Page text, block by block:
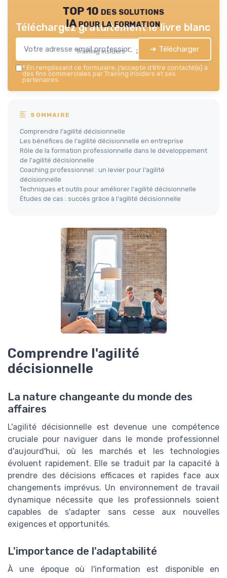
TOP 10 des solutions
IA pour la formation
Training Insiders — 2026
Téléchargez gratuitement le livre blanc
➔ Télécharger
* En remplissant ce formulaire, j’accepte d’être contacté(e) à
des fins commerciales par Training Insiders et ses
partenaires.
SOMMAIRE
Comprendre l'agilité décisionnelle
Les bénéfices de l'agilité décisionnelle en entreprise
Rôle de la formation professionnelle dans le développement
de l'agilité décisionnelle
Coaching professionnel : un levier pour l'agilité
décisionnelle
Techniques et outils pour améliorer l'agilité décisionnelle
Études de cas : succès grâce à l'agilité décisionnelle
Comprendre l'agilité
décisionnelle
La nature changeante du monde des
affaires
L'agilité décisionnelle est devenue une compétence
cruciale pour naviguer dans le monde professionnel
d'aujourd'hui, où les marchés et les technologies
évoluent rapidement. Elle se traduit par la capacité à
prendre des décisions efficaces et rapides face aux
changements imprévus. Un environnement de travail
dynamique nécessite que les professionnels soient
capables de s'adapter sans cesse aux nouvelles
exigences et opportunités.
L'importance de l'adaptabilité
À une époque où l'information est disponible en